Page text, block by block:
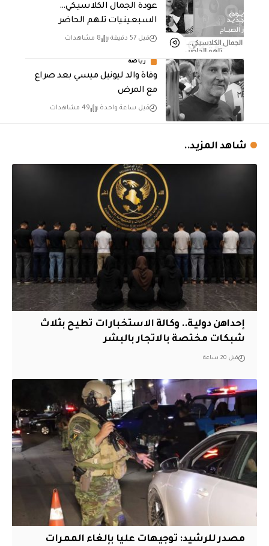
عودة الجمال الكلاسيكي…
السبعينيات تلهم الحاضر
قبل 57 دقيقة 8 مشاهدات
رياضة
وفاة والد ليونيل ميسي بعد صراع
مع المرض
قبل ساعة واحدة 49 مشاهدات
شاهد المزيد..
إحداهن دولية.. وكالة الاستخبارات تطيح بثلاث
شبكات مختصة بالاتجار بالبشر
قبل 20 ساعة
مصدر للرشيد: توجيهات عليا بإلغاء الممرات